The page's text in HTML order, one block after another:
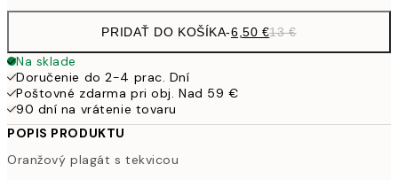
PRIDAŤ DO KOŠÍKA-6,50 €13 €
Na sklade
Doručenie do 2-4 prac. Dní
Poštovné zdarma pri obj. Nad 59 €
90 dní na vrátenie tovaru
POPIS PRODUKTU
Oranžový plagát s tekvicou